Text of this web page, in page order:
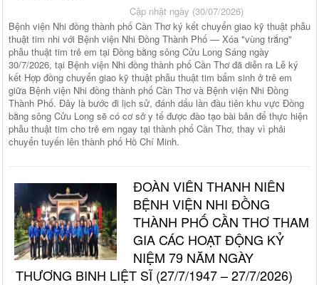
Cập nhật ngày (30/07/2026)
Bệnh viện Nhi đồng thành phố Cần Thơ ký kết chuyển giao kỹ thuật phẫu
thuật tim nhi với Bệnh viện Nhi Đồng Thành Phố — Xóa "vùng trắng"
phẫu thuật tim trẻ em tại Đồng bằng sông Cửu Long Sáng ngày
30/7/2026, tại Bệnh viện Nhi đồng thành phố Cần Thơ đã diễn ra Lễ ký
kết Hợp đồng chuyển giao kỹ thuật phẫu thuật tim bẩm sinh ở trẻ em
giữa Bệnh viện Nhi đồng thành phố Cần Thơ và Bệnh viện Nhi Đồng
Thành Phố. Đây là bước đi lịch sử, đánh dấu lần đầu tiên khu vực Đồng
bằng sông Cửu Long sẽ có cơ sở y tế được đào tạo bài bản để thực hiện
phẫu thuật tim cho trẻ em ngay tại thành phố Cần Thơ, thay vì phải
chuyển tuyến lên thành phố Hồ Chí Minh.
ĐOÀN VIÊN THANH NIÊN
BỆNH VIỆN NHI ĐỒNG
THÀNH PHỐ CẦN THƠ THAM
GIA CÁC HOẠT ĐỘNG KỶ
NIỆM 79 NĂM NGÀY
THƯƠNG BINH LIỆT SĨ (27/7/1947 – 27/7/2026)